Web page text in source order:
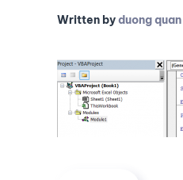
Written byduong quan